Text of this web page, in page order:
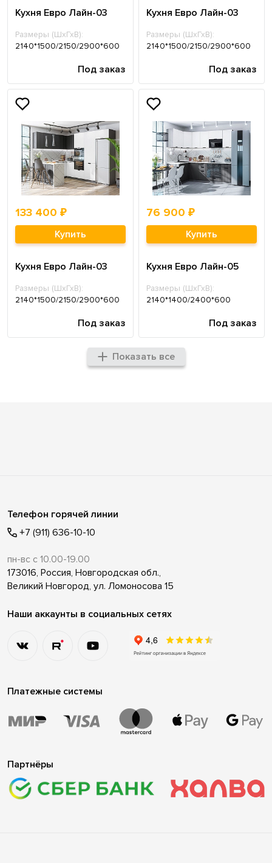
Кухня Евро Лайн-03
Размеры (ШхГхВ):
2140*1500/2150/2900*600
Под заказ
Кухня Евро Лайн-03
Размеры (ШхГхВ):
2140*1500/2150/2900*600
Под заказ
133 400 ₽
Купить
Кухня Евро Лайн-03
Размеры (ШхГхВ):
2140*1500/2150/2900*600
Под заказ
76 900 ₽
Купить
Кухня Евро Лайн-05
Размеры (ШхГхВ):
2140*1400/2400*600
Под заказ
Показать все
Телефон горячей линии
+7 (911) 636-10-10
пн-вс с 10.00-19.00
173016, Россия, Новгородская обл.,
Великий Новгород, ул. Ломоносова 15
Наши аккаунты в социальных сетях
Платежные системы
Партнёры